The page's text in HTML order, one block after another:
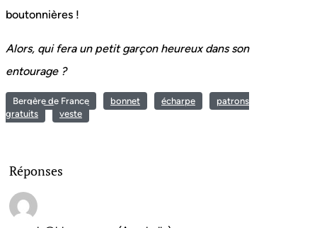
boutonnières !
Alors, qui fera un petit garçon heureux dans son
entourage ?
Bergère de France bonnet écharpe
patrons
gratuits
veste
Réponses